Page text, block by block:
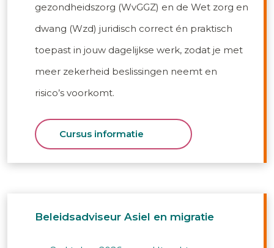
gezondheidszorg (WvGGZ) en de Wet zorg en
dwang (Wzd) juridisch correct én praktisch
toepast in jouw dagelijkse werk, zodat je met
meer zekerheid beslissingen neemt en
risico’s voorkomt.
Cursus informatie
Beleidsadviseur Asiel en migratie